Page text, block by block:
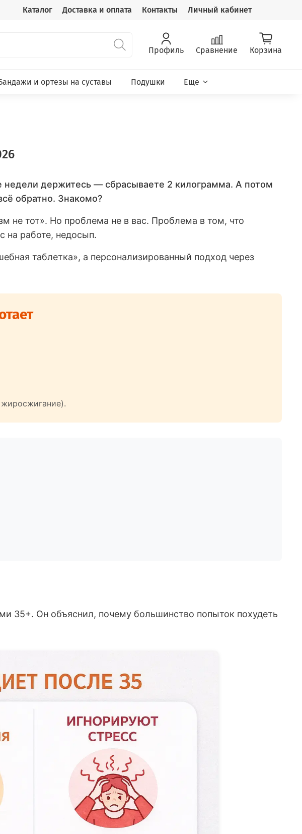
Каталог Доставка и оплата Контакты Личный кабинет
Профиль Сравнение Корзина
и ортезы на суставы Подушки Еще
недели держитесь — сбрасываете 2 килограмма. А потом
обратно. Знакомо?
не тот». Но проблема не в вас. Проблема в том, что
на работе, недосып.
таблетка», а персонализированный подход через
35+. Он объяснил, почему большинство попыток похудеть